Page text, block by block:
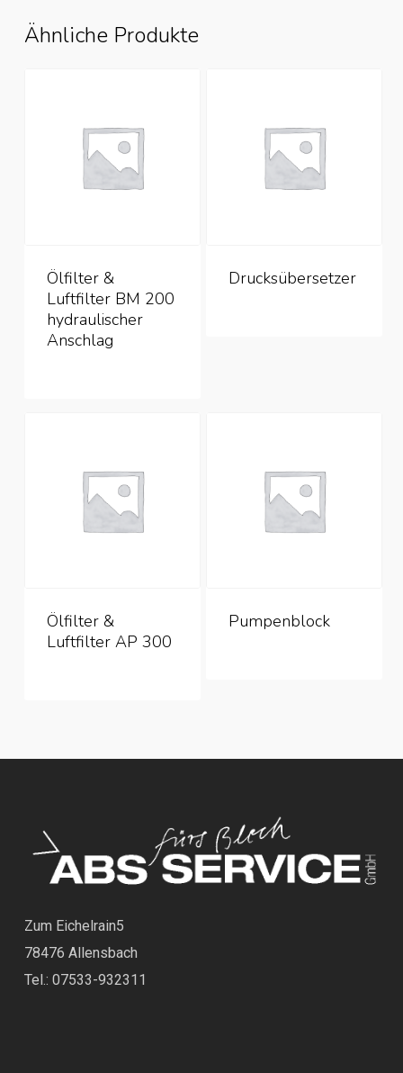
Ähnliche Produkte
Ölfilter &
Luftfilter BM 200
hydraulischer
Anschlag
Drucksübersetzer
Ölfilter &
Luftfilter AP 300
Pumpenblock
Zum Eichelrain5
78476 Allensbach
Tel.: 07533-932311